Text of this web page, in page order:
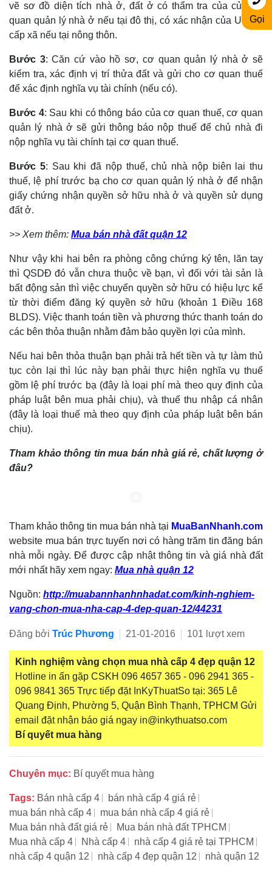
vẽ sơ đồ diện tích nhà ở, đất ở có thẩm tra của của cơ
quan quản lý nhà ở nếu tại đô thị, có xác nhận của UBND
cấp xã nếu tại nông thôn.
Bước 3: Căn cứ vào hồ sơ, cơ quan quản lý nhà ở sẽ
kiểm tra, xác định vị trí thửa đất và gửi cho cơ quan thuế
để xác định nghĩa vụ tài chính (nếu có).
Bước 4: Sau khi có thông báo của cơ quan thuế, cơ quan
quản lý nhà ở sẽ gửi thông báo nộp thuế để chủ nhà đi
nộp nghĩa vụ tài chính tại cơ quan thuế.
Bước 5: Sau khi đã nộp thuế, chủ nhà nộp biên lai thu
thuế, lệ phí trước bạ cho cơ quan quản lý nhà ở để nhận
giấy chứng nhận quyền sở hữu nhà ở và quyền sử dụng
đất ở.
>> Xem thêm: Mua bán nhà đất quận 12
Như vậy khi hai bên ra phòng công chứng ký tên, lăn tay
thì QSDĐ đó vẫn chưa thuộc về bạn, vì đối với tài sản là
bất động sản thì việc chuyển quyền sở hữu có hiệu lực kể
từ thời điểm đăng ký quyền sở hữu (khoản 1 Điều 168
BLDS). Việc thanh toán tiền và phương thức thanh toán do
các bên thỏa thuận nhằm đảm bảo quyền lợi của mình.
Nếu hai bên thỏa thuận bạn phải trả hết tiền và tự làm thủ
tục còn lại thì lúc này bạn phải thực hiện nghĩa vụ thuế
gồm lệ phí trước bạ (đây là loại phí mà theo quy định của
pháp luật bên mua phải chịu), và thuế thu nhập cá nhân
(đây là loại thuế mà theo quy định của pháp luật bên bán
chịu).
Tham khảo thông tin mua bán nhà giá rẻ, chất lượng ở
đâu?
Tham khảo thông tin mua bán nhà tại MuaBanNhanh.com
website mua bán trực tuyến nơi có hàng trăm tin đăng bán
nhà mỗi ngày. Để được cập nhật thông tin và giá nhà đất
mới nhất hãy xem ngay: Mua nhà quận 12
Nguồn: http://muabannhanhnhadat.com/kinh-nghiem-
vang-chon-mua-nha-cap-4-dep-quan-12/44231
Đăng bởi Trúc Phương 21-01-2016 101 lượt xem
Kinh nghiệm vàng chọn mua nhà cấp 4 đẹp quận 12
Hotline in ấn gặp CSKH 096 4657 365 - 096 2941 365 -
096 9841 365 Trực tiếp đặt InKyThuatSo tại: 365 Lê
Quang Định, Phường 5, Quận Bình Thạnh, TPHCM Gửi
email đặt nhận báo giá ngay in@inkythuatso.com
Bí quyết mua hàng
Chuyên mục: Bí quyết mua hàng
Tags: Bán nhà cấp 4
bán nhà cấp 4 giá rẻ
mua bán nhà cấp 4
mua bán nhà cấp 4 giá rẻ
Mua bán nhà đất giá rẻ
Mua bán nhà đất TPHCM
Mua nhà cấp 4
Nhà cấp 4
nhà cấp 4 giá rẻ tại TPHCM
nhà cấp 4 quận 12
nhà cấp 4 đẹp quận 12 nhà quận 12
Gọi